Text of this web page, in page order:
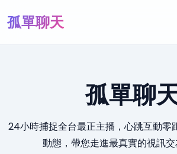
孤單聊天
孤單聊
24小時捕捉全台最正主播，心跳互動零
動態，帶您走進最真實的視訊交